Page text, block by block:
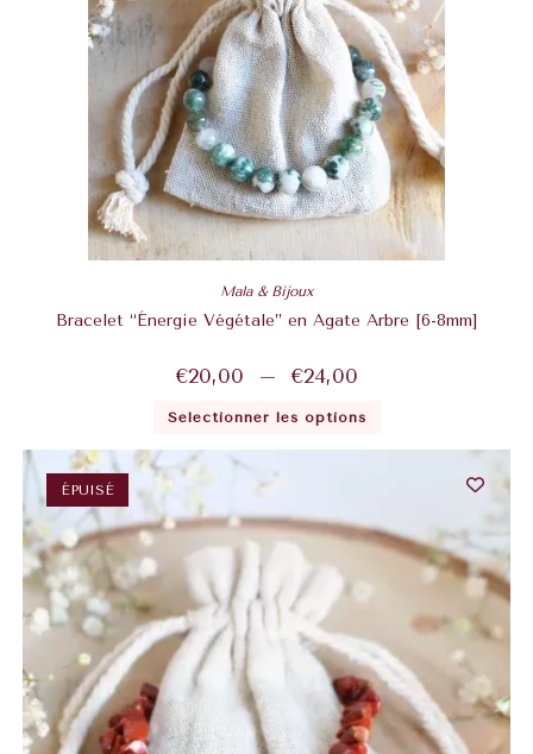
Mala & Bijoux
Bracelet “Énergie Végétale” en Agate Arbre [6-8mm]
€20,00 – €24,00
Sélectionner les options
ÉPUISÉ